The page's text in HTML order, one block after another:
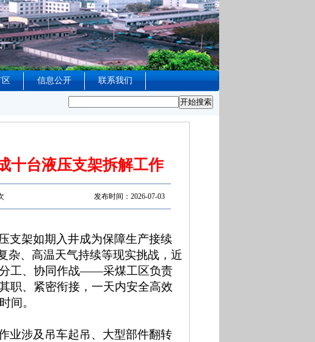
区 信息公开
联系我们
十台液压支架拆解工作
发布时间：2026-07-03
支架如期入井成为保障生产接续
杂、高温天气持续等现实挑战，近
工、协同作战——采煤工区负责
职、紧密衔接，一天内安全高效
间。
业涉及吊车起吊、大型部件翻转